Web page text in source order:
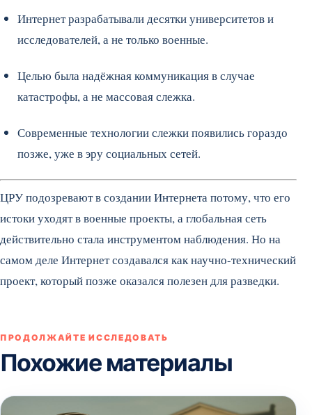
Интернет разрабатывали десятки университетов и
исследователей, а не только военные.
Целью была надёжная коммуникация в случае
катастрофы, а не массовая слежка.
Современные технологии слежки появились гораздо
позже, уже в эру социальных сетей.
ЦРУ подозревают в создании Интернета потому, что его
истоки уходят в военные проекты, а глобальная сеть
действительно стала инструментом наблюдения. Но на
самом деле Интернет создавался как научно-технический
проект, который позже оказался полезен для разведки.
ПРОДОЛЖАЙТЕ ИССЛЕДОВАТЬ
Похожие материалы